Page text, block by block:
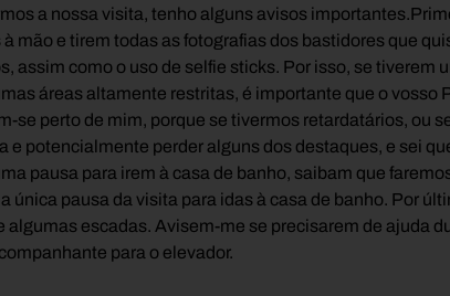
a nossa visita, tenho alguns avisos
mão e tirem todas as fotografias dos bastidores que
assim como o uso de selfie sticks. Por isso, se tiverem
áreas altamente restritas, é importante que o vosso
se perto de mim, porque se tivermos retardatários, ou
e potencialmente perder alguns dos destaques, e sei
pausa para irem à casa de banho, saibam que
única pausa da visita para idas à casa de banho. Por
algumas escadas. Avisem-me se precisarem de ajuda
para o elevador.